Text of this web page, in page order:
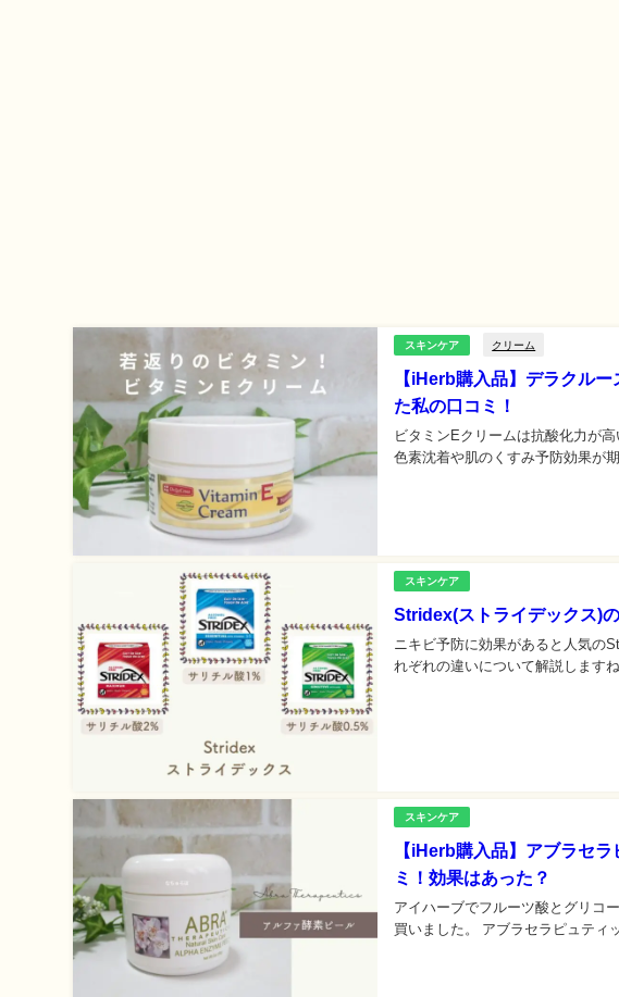
スキンケア クリーム
【iHerb購入品】デラクル
た私の口コミ！
ビタミンEクリームは抗酸化力が
色素沈着や肌のくすみ予防効果が
スキンケア
Stridex(ストライデックス)
ニキビ予防に効果があると人気の
れぞれの違いについて解説します
スキンケア
【iHerb購入品】アブラセ
ミ！効果はあった？
アイハーブでフルーツ酸とグリコ
買いました。 アブラセラピュティ